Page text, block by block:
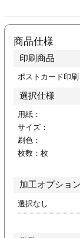
印刷
リーブ
ー印刷
商品仕様
印刷商品
ポストカード印刷
選択仕様
用紙：
サイズ：
刷色：
枚数： 枚
加工オプション
選択なし